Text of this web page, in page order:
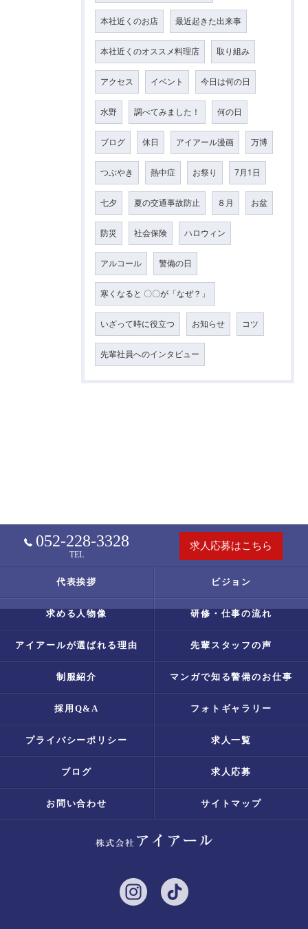
本社近くのお店 最近起きた出来事
本社近くのオススメ料理店 取り組み
アクセス イベント 今日は何の日
水野 調べてみました！ 何の日
ブログ 休日 アイアール漫画 万博
つぶやき 熱中症 お祭り 7月1日
七夕 夏の交通事故防止 ８月 お盆
防災 社会保険 ハロウィン
アルコール 警備の日
寒くなると 〇〇が「なぜ？」
いざって時に役立つ お知らせ コツ
先輩社員へのインタビュー
052-228-3328
TEL
求人応募はこちら
代表挨拶 ビジョン
求める人物像 研修・仕事の流れ
アイアールが選ばれる理由 先輩スタッフの声
制服紹介 マンガで知る警備のお仕事
採用Q&A フォトギャラリー
プライバシーポリシー 求人一覧
ブログ 求人応募
お問い合わせ サイトマップ